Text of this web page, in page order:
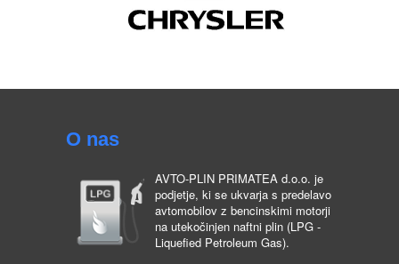
O nas
AVTO-PLIN PRIMATEA d.o.o. je
podjetje, ki se ukvarja s predelavo
avtomobilov z bencinskimi motorji
na utekočinjen naftni plin (LPG -
Liquefied Petroleum Gas).